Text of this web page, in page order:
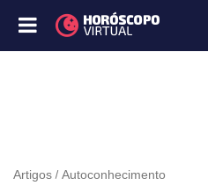
Artigos Autoconhecimento